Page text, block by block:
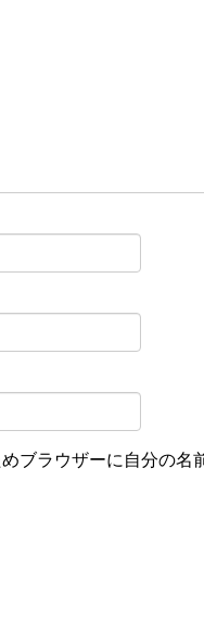
ブラウザーに自分の名